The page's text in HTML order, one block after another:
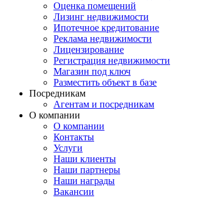
Оценка помещений
Лизинг недвижимости
Ипотечное кредитование
Реклама недвижимости
Лицензирование
Регистрация недвижимости
Магазин под ключ
Разместить объект в базе
Посредникам
Агентам и посредникам
О компании
О компании
Контакты
Услуги
Наши клиенты
Наши партнеры
Наши награды
Вакансии